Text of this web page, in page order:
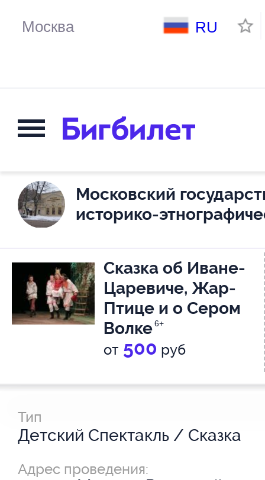
RU
Московский
историко-
Сказка об Иване-
Царевиче, Жар-
Птице и о Сером
Волке6+
от 500 руб
Тип
Детский Спектакль / Сказка
Адрес проведения: